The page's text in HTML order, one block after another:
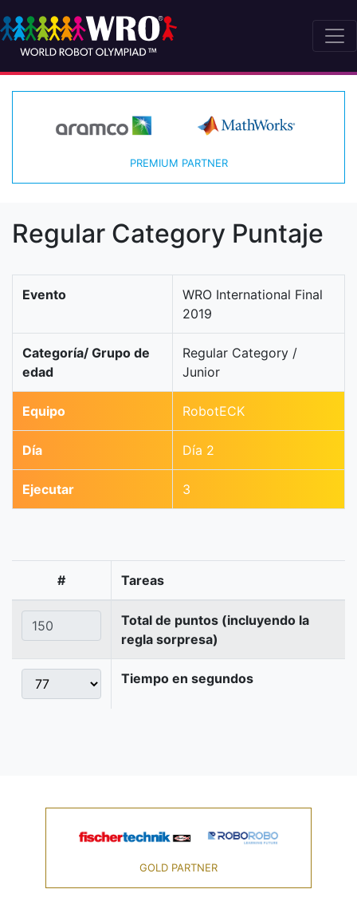
PREMIUM PARTNER
Regular Category Puntaje
Evento
WRO International Final
2019
Categoría/ Grupo de
edad
Regular Category /
Junior
Equipo RobotECK
Día Día 2
Ejecutar 3
# Tareas
Total de puntos (incluyendo la
regla sorpresa)
Tiempo en segundos
GOLD PARTNER